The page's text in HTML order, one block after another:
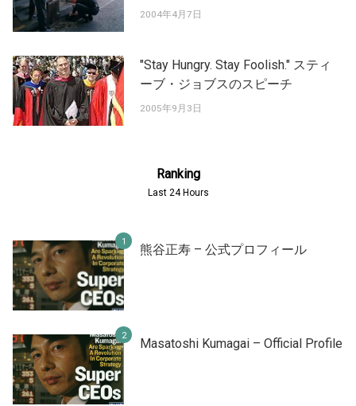
2004年4月7日
"Stay Hungry. Stay Foolish." スティ
ーブ・ジョブスのスピーチ
2005年9月3日
Ranking
Last 24 Hours
熊谷正寿 – 公式プロフィール
Masatoshi Kumagai – Official Profile